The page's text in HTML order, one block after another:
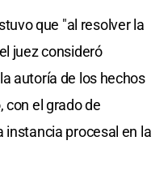
que "al resolver la
juez consideró
autoría de los hechos
con el grado de
instancia procesal en la